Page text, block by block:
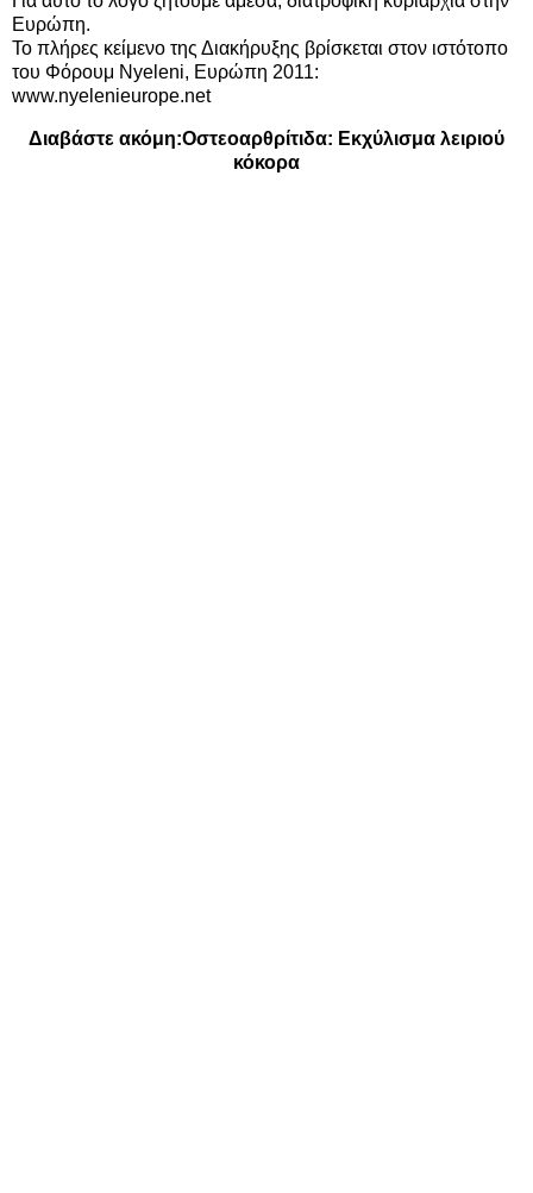
Ευρώπη.
Το πλήρες κείμενο της Διακήρυξης βρίσκεται στον ιστότοπο
του Φόρουμ Νyeleni, Ευρώπη 2011:
www.nyelenieurope.net
Διαβάστε ακόμη:Οστεοαρθρίτιδα: Εκχύλισμα λειριού
κόκορα